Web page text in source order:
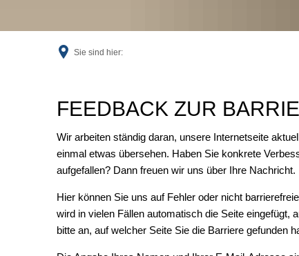
Sie sind hier:
FeedbackFEEDBACK ZUR
Wir arbeiten ständig daran, unsere Internetseite
einmal etwas übersehen. Haben Sie konkrete
aufgefallen? Dann freuen wir uns über Ihre Nachricht.
Hier können Sie uns auf Fehler oder nicht
wird in vielen Fällen automatisch die Seite eingefügt,
bitte an, auf welcher Seite Sie die Barriere gefunden